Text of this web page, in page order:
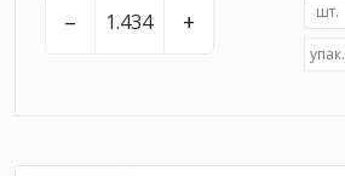
– + шт.
упак.